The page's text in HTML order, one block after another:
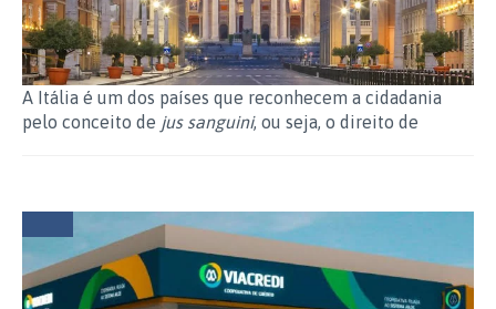
A Itália é um dos países que reconhecem a cidadania
pelo conceito de jus sanguini, ou seja, o direito de
mesmo tataranetos de italianos.Para conseguir a dupla-
cidadania não há limite de gerações, no entanto, há
algumas questões de gênero. Caso os ascendentes
forem todos homens, não há problemas, mas, se for